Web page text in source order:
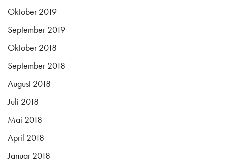
Oktober 2019
September 2019
Oktober 2018
September 2018
August 2018
Juli 2018
Mai 2018
April 2018
Januar 2018